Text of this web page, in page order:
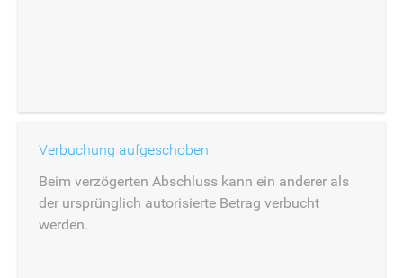
Verbuchung aufgeschoben
Beim verzögerten Abschluss kann ein anderer als
der ursprünglich autorisierte Betrag verbucht
werden.